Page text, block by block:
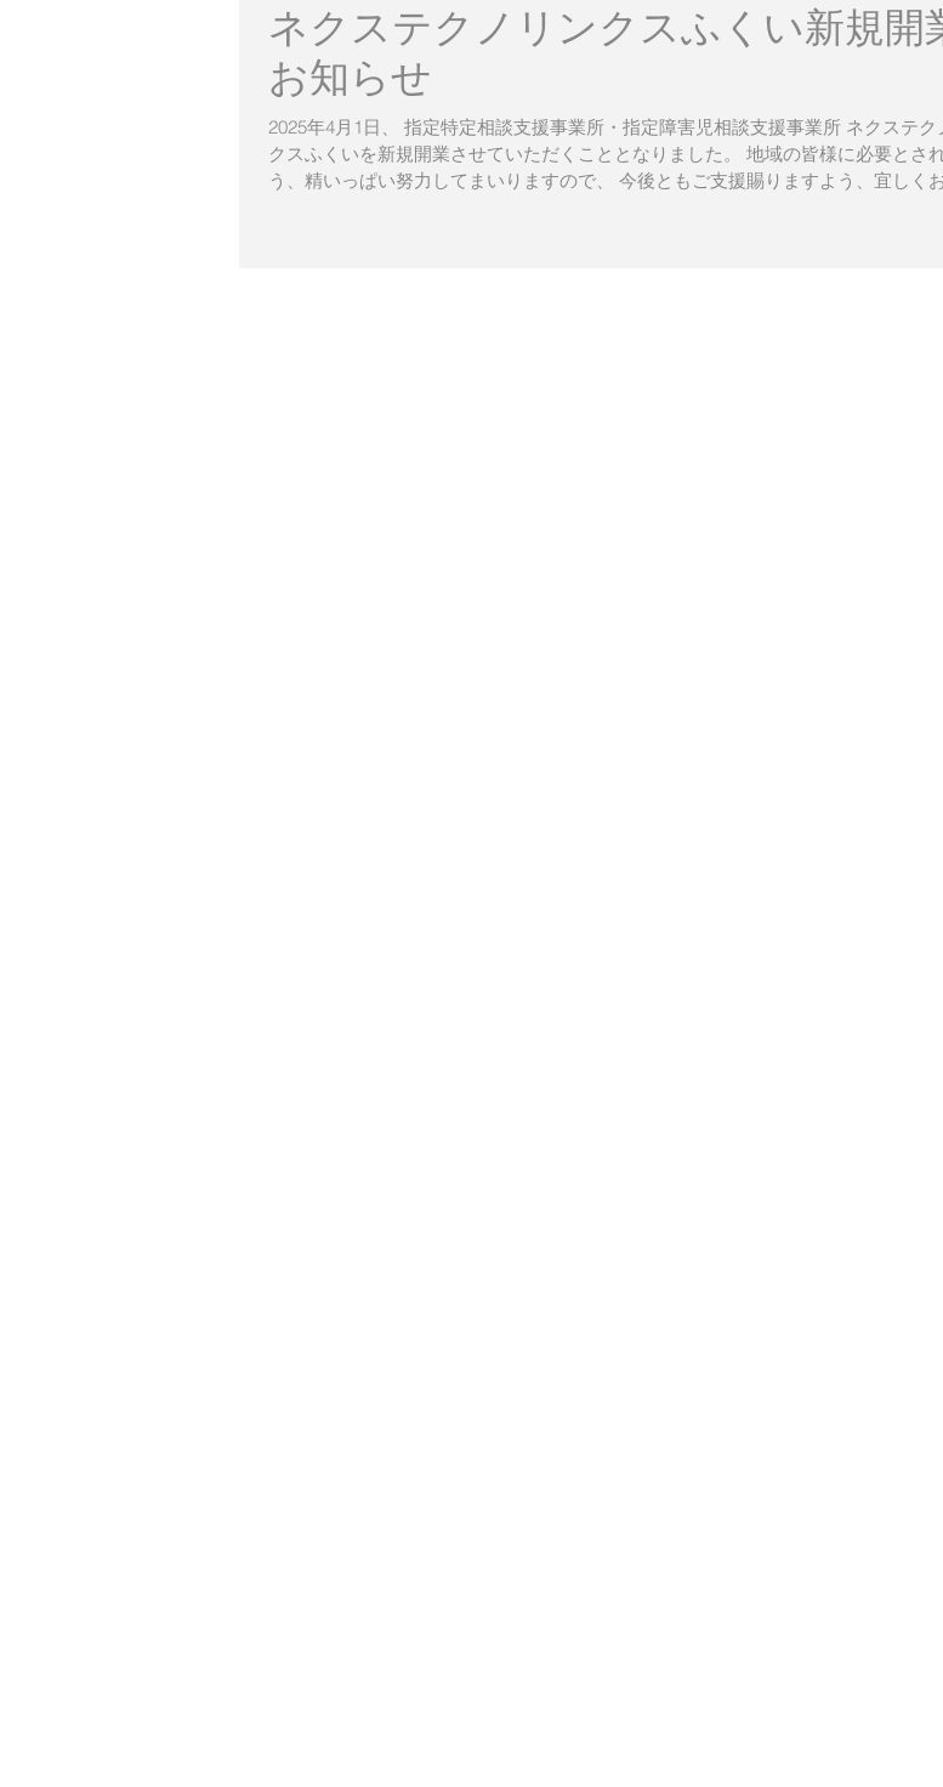
ネクステクノリンクスふくい新規開
お知らせ
2025年4月1日、 指定特定相談支援事業所・指定障害児相談支援事業所 ネクステク
クスふくいを新規開業させていただくこととなりました。 地域の皆様に必要とさ
う、精いっぱい努力してまいりますので、 今後ともご支援賜りますよう、宜しくお